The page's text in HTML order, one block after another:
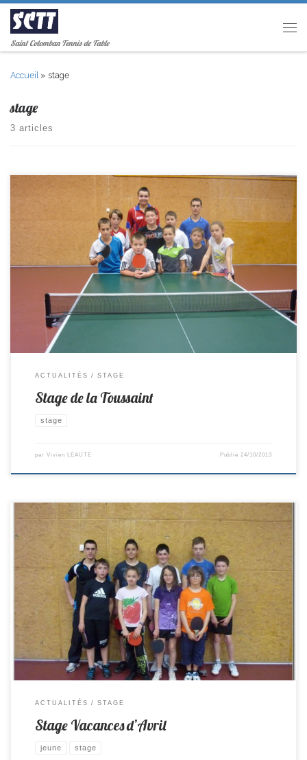
Passer au contenu
Saint Colomban Tennis de Table
Accueil » stage
stage
3 articles
Cette semaine un stage de 3 jours a eu lieu. 9 jeunes de 8 à 14 ans ont
participé: Tonin, Antoine, Louis, Méric, Titouan, Agathe, Lucas, Théo et
Pierre, encadrés par Vivien.
ACTUALITÉS STAGE
Stage de la Toussaint
stage
par Vivien LEAUTE Publié24/10/2013
Un stage a eu lieu du 24 au 26 avril, 10 jeunes y ont participé: Florian,
Lucas, Edgar, Ghislain, Maureen, Titouan, Colin, Agathe ainsi que Yannis
et Quentin (absents sur la photo) qui sont venus faire un essai jeudi
ACTUALITÉS STAGE
Stage Vacances d’Avril
jeune stage